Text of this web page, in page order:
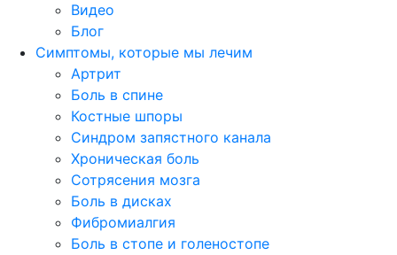
Видео
Блог
Симптомы, которые мы лечим
Артрит
Боль в спине
Костные шпоры
Синдром запястного канала
Хроническая боль
Сотрясения мозга
Боль в дисках
Фибромиалгия
Боль в стопе и голеностопе